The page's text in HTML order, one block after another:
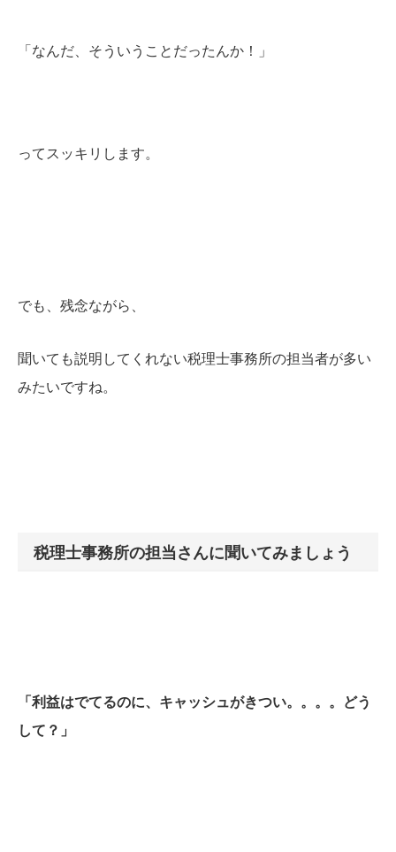
「なんだ、そういうことだったんか！」
ってスッキリします。
でも、残念ながら、
聞いても説明してくれない税理士事務所の担当者が多い
みたいですね。
税理士事務所の担当さんに聞いてみましょう
「利益はでてるのに、キャッシュがきつい。。。。どう
して？」